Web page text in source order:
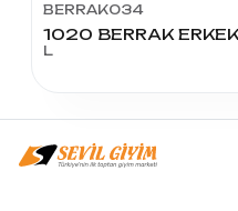
BERRAK034
L